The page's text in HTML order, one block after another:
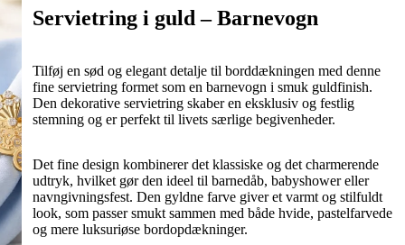
Servietring i guld – Barnevogn
Tilføj en sød og elegant detalje til borddækningen med denne
fine servietring formet som en barnevogn i smuk guldfinish.
Den dekorative servietring skaber en eksklusiv og festlig
stemning og er perfekt til livets særlige begivenheder.
Det fine design kombinerer det klassiske og det charmerende
udtryk, hvilket gør den ideel til barnedåb, babyshower eller
navngivningsfest. Den gyldne farve giver et varmt og stilfuldt
look, som passer smukt sammen med både hvide, pastelfarvede
og mere luksuriøse bordopdækninger.